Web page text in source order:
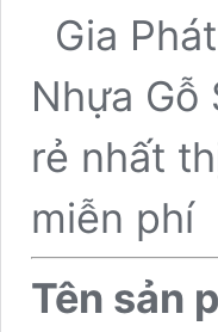
Gia
Nhựa Gỗ
rẻ nhất
miễn phí
Tên sản